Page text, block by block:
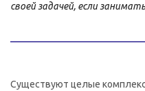
своей задачей, если
Существуют целые